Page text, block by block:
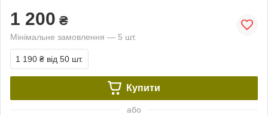
1 200 ₴
Мінімальне замовлення — 5 шт.
1 190 ₴ від 50 шт.
Купити
або